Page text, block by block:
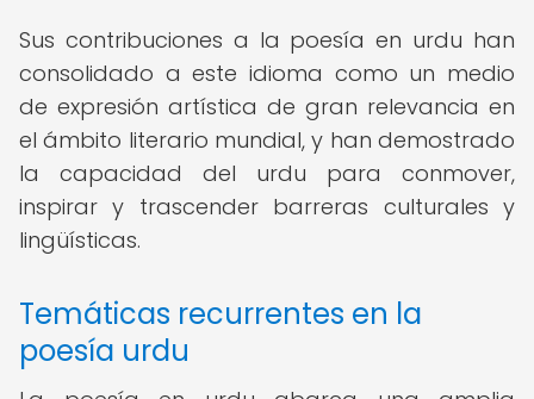
Sus contribuciones a la poesía en urdu han
consolidado a este idioma como un medio
de expresión artística de gran relevancia en
el ámbito literario mundial, y han demostrado
la capacidad del urdu para conmover,
inspirar y trascender barreras culturales y
lingüísticas.
Temáticas recurrentes en la
poesía urdu